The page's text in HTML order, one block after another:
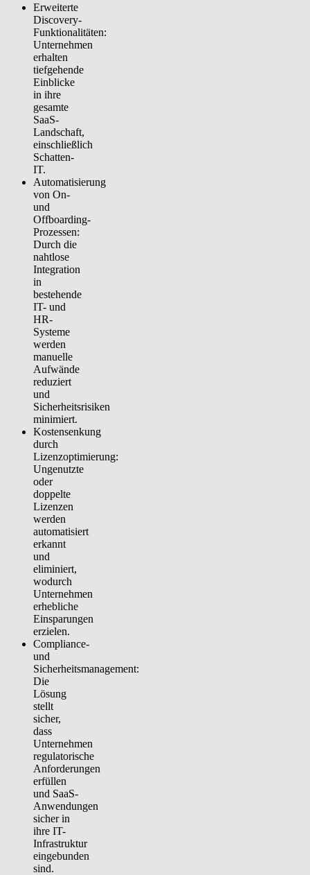
Erweiterte
Discovery-
Funktionalitäten:
Unternehmen
erhalten
tiefgehende
Einblicke
in ihre
gesamte
SaaS-
Landschaft,
einschließlich
Schatten-
IT.
Automatisierung
von On-
und
Offboarding-
Prozessen:
Durch die
nahtlose
Integration
in
bestehende
IT- und
HR-
Systeme
werden
manuelle
Aufwände
reduziert
und
Sicherheitsrisiken
minimiert.
Kostensenkung
durch
Lizenzoptimierung:
Ungenutzte
oder
doppelte
Lizenzen
werden
automatisiert
erkannt
und
eliminiert,
wodurch
Unternehmen
erhebliche
Einsparungen
erzielen.
Compliance-
und
Sicherheitsmanagement:
Die
Lösung
stellt
sicher,
dass
Unternehmen
regulatorische
Anforderungen
erfüllen
und SaaS-
Anwendungen
sicher in
ihre IT-
Infrastruktur
eingebunden
sind.